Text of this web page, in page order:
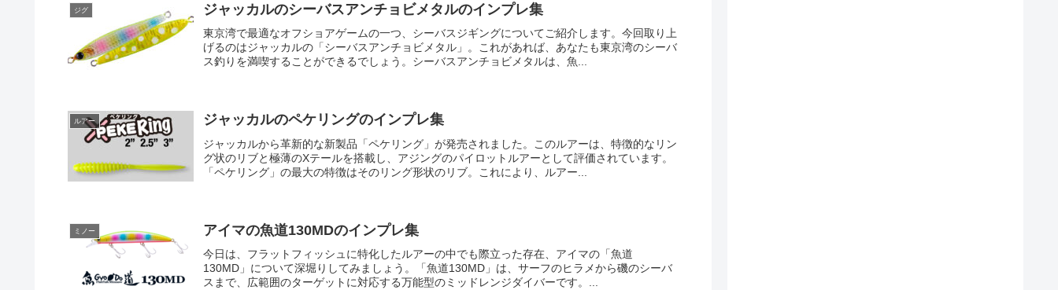
ジグ ジャッカルのシーバスアンチョビメタルのインプレ集
東京湾で最適なオフショアゲームの一つ、シーバスジギングについてご紹介します。今回取り上
げるのはジャッカルの「シーバスアンチョビメタル」。これがあれば、あなたも東京湾のシーバ
ス釣りを満喫することができるでしょう。シーバスアンチョビメタルは、魚...
ルアー ジャッカルのペケリングのインプレ集
ジャッカルから革新的な新製品「ペケリング」が発売されました。このルアーは、特徴的なリン
グ状のリブと極薄のXテールを搭載し、アジングのパイロットルアーとして評価されています。
「ペケリング」の最大の特徴はそのリング形状のリブ。これにより、ルアー...
ミノー アイマの魚道130MDのインプレ集
今日は、フラットフィッシュに特化したルアーの中でも際立った存在、アイマの「魚道
130MD」について深堀りしてみましょう。「魚道130MD」は、サーフのヒラメから磯のシーバ
スまで、広範囲のターゲットに対応する万能型のミッドレンジダイバーです。...